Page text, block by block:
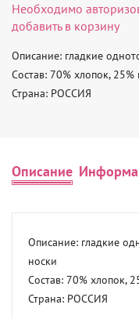
Необходимо
добавить в корзину
Описание: гладкие
Состав: 70% хлопок,
Страна: РОССИЯ
Описание
Описание: гладкие
носки
Состав: 70% хлопок,
Страна: РОССИЯ